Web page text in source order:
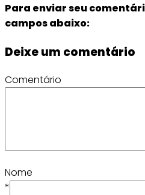
Para enviar seu
campos abaixo:
Deixe um comentário
Comentário
Nome
*